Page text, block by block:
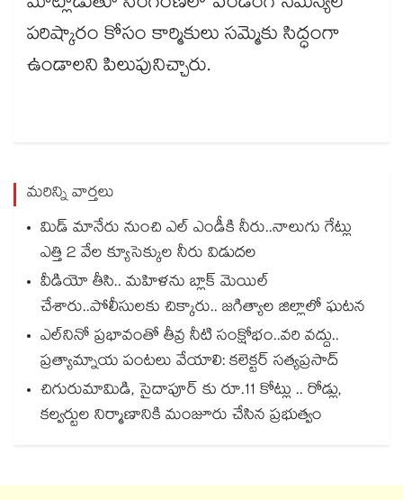
పరిష్కారం కోసం కార్మికులు సమ్మెకు సిద్ధంగా
ఉండాలని పిలుపునిచ్చారు.
మరిన్ని వార్తలు
మిడ్ మానేరు నుంచి ఎల్ ఎండీకి నీరు..నాలుగు గేట్లు
ఎత్తి 2 వేల క్యూసెక్కుల నీరు విడుదల
వీడియో తీసి.. మహిళను బ్లాక్ మెయిల్
చేశారు..పోలీసులకు చిక్కారు.. జగిత్యాల జిల్లాలో ఘటన
ఎల్‌‌‌‌‌‌‌‌నినో ప్రభావంతో తీవ్ర నీటి సంక్షోభం..వరి వద్దు..
ప్రత్యామ్నాయ పంటలు వేయాలి: కలెక్టర్ సత్యప్రసాద్
చిగురుమామిడి, సైదాపూర్ కు రూ.11 కోట్లు .. రోడ్లు,
కల్వర్టుల నిర్మాణానికి మంజూరు చేసిన ప్రభుత్వం